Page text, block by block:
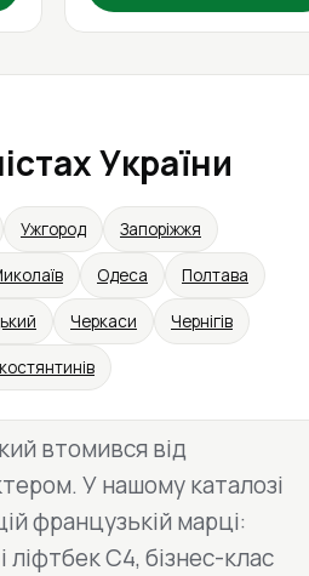
України
Ужгород Запоріжжя
Одеса Полтава
Черкаси Чернігів
втомився від
У нашому каталозі
французькій марці:
C4, бізнес-клас